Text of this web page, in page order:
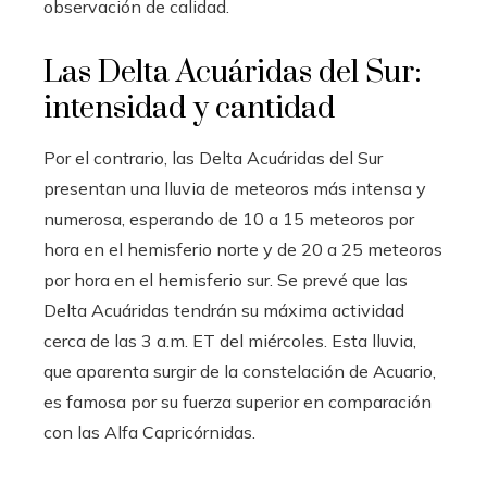
observación de calidad.
Las Delta Acuáridas del Sur:
intensidad y cantidad
Por el contrario, las Delta Acuáridas del Sur
presentan una lluvia de meteoros más intensa y
numerosa, esperando de 10 a 15 meteoros por
hora en el hemisferio norte y de 20 a 25 meteoros
por hora en el hemisferio sur. Se prevé que las
Delta Acuáridas tendrán su máxima actividad
cerca de las 3 a.m. ET del miércoles. Esta lluvia,
que aparenta surgir de la constelación de Acuario,
es famosa por su fuerza superior en comparación
con las Alfa Capricórnidas.